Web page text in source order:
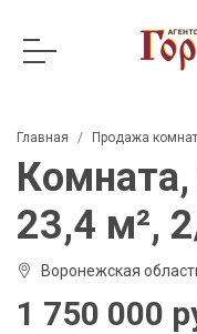
Главная Продажа комнат
23,4 м²,
Воронежская
1 750 000